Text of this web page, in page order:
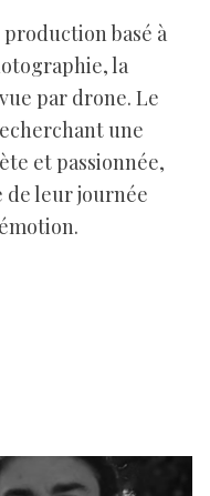
basé à
la
par drone. Le
une
et passionnée,
de leur journée